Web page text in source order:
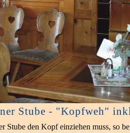
Stube - "Kopfweh"
den Kopf einziehen muss, so